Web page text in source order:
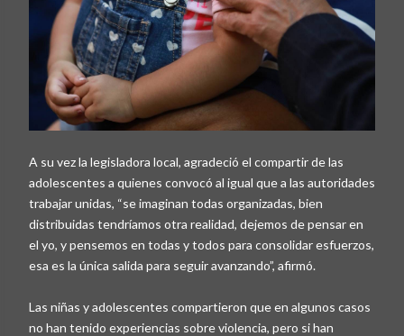
A su vez la legisladora local, agradeció el compartir de las
adolescentes a quienes convocó al igual que a las autoridades
trabajar unidas, “se imaginan todas organizadas, bien
distribuidas tendríamos otra realidad, dejemos de pensar en
el yo, y pensemos en todas y todos para consolidar esfuerzos,
esa es la única salida para seguir avanzando”, afirmó.
Las niñas y adolescentes compartieron que en algunos casos
no han tenido experiencias sobre violencia, pero si han